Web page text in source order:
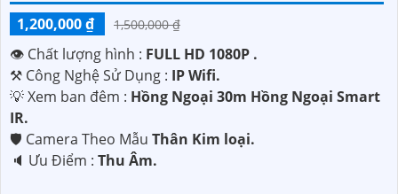
1,200,000 ₫
1,500,000 ₫
👁 Chất lượng hình : FULL HD 1080P .
⚒ Công Nghệ Sử Dụng : IP Wifi.
💡 Xem ban đêm : Hồng Ngoại 30m Hồng Ngoại Smart
IR.
🛡 Camera Theo Mẫu Thân Kim loại.
️🔈 Ưu Điểm : Thu Âm.